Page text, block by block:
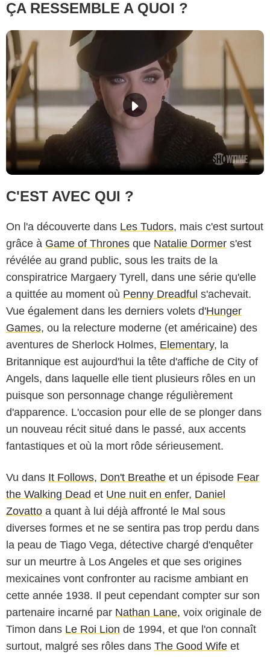
ÇA RESSEMBLE A QUOI ?
C'EST AVEC QUI ?
On l'a découverte dans Les Tudors, mais c'est surtout
grâce à Game of Thrones que Natalie Dormer s'est
révélée au grand public, sous les traits de la
conspiratrice Margaery Tyrell, dans une série qu'elle
a quittée au moment où Penny Dreadful s'achevait.
Vue également dans les derniers volets d'Hunger
Games, ou la relecture moderne (et américaine) des
aventures de Sherlock Holmes, Elementary, la
Britannique est aujourd'hui la tête d'affiche de City of
Angels, dans laquelle elle tient plusieurs rôles en un
puisque son personnage change régulièrement
d'apparence. L'occasion pour elle de se plonger dans
un nouveau récit situé dans le passé, aux accents
fantastiques et où la mort rôde sérieusement.
Vu dans It Follows, Don't Breathe et un épisode Fear
the Walking Dead et Une nuit en enfer, Daniel
Zovatto a quant à lui déjà affronté le Mal sous
diverses formes et ne se sentira pas trop perdu dans
la peau de Tiago Vega, détective chargé d'enquêter
sur un meurtre à Los Angeles et que ses origines
mexicaines vont confronter au racisme ambiant en
cette année 1938. Il peut cependant compter sur son
partenaire incarné par Nathan Lane, voix originale de
Timon dans Le Roi Lion de 1994, et que l'on connaît
surtout, malgré ses rôles dans The Good Wife et